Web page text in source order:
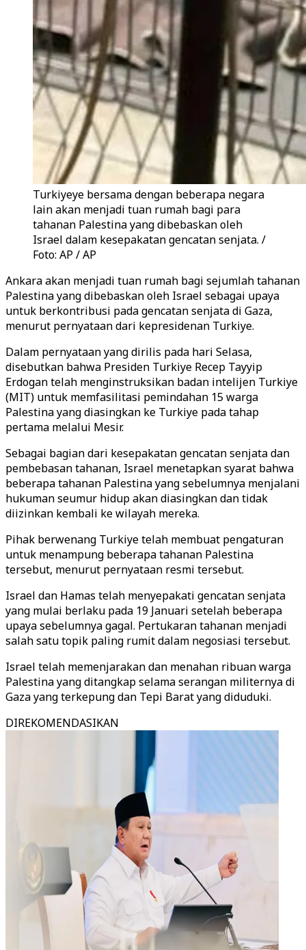
Turkiyeye bersama dengan beberapa negara
lain akan menjadi tuan rumah bagi para
tahanan Palestina yang dibebaskan oleh
Israel dalam kesepakatan gencatan senjata. /
Foto: AP / AP
Ankara akan menjadi tuan rumah bagi sejumlah tahanan
Palestina yang dibebaskan oleh Israel sebagai upaya
untuk berkontribusi pada gencatan senjata di Gaza,
menurut pernyataan dari kepresidenan Turkiye.
Dalam pernyataan yang dirilis pada hari Selasa,
disebutkan bahwa Presiden Turkiye Recep Tayyip
Erdogan telah menginstruksikan badan intelijen Turkiye
(MIT) untuk memfasilitasi pemindahan 15 warga
Palestina yang diasingkan ke Turkiye pada tahap
pertama melalui Mesir.
Sebagai bagian dari kesepakatan gencatan senjata dan
pembebasan tahanan, Israel menetapkan syarat bahwa
beberapa tahanan Palestina yang sebelumnya menjalani
hukuman seumur hidup akan diasingkan dan tidak
diizinkan kembali ke wilayah mereka.
Pihak berwenang Turkiye telah membuat pengaturan
untuk menampung beberapa tahanan Palestina
tersebut, menurut pernyataan resmi tersebut.
Israel dan Hamas telah menyepakati gencatan senjata
yang mulai berlaku pada 19 Januari setelah beberapa
upaya sebelumnya gagal. Pertukaran tahanan menjadi
salah satu topik paling rumit dalam negosiasi tersebut.
Israel telah memenjarakan dan menahan ribuan warga
Palestina yang ditangkap selama serangan militernya di
Gaza yang terkepung dan Tepi Barat yang diduduki.
DIREKOMENDASIKAN